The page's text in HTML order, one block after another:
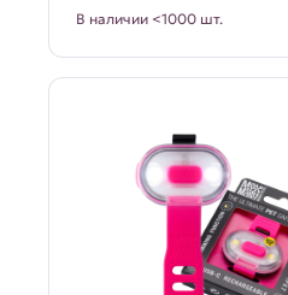
В наличии <1000 шт.